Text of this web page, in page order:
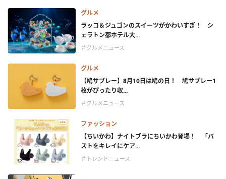
グルメ
ラッコ＆ジュゴンのスイーツがかわいすぎ！ シ
ェラトン都ホテル大...
＃グルメニュース
グルメ
【鳩サブレー】8月10日は鳩の日！ 鳩サブレー1
枚がぴったり収...
＃グルメニュース
ファッション
【ちいかわ】ナイトブラにちいかわ登場！ 「バ
ストをキレイにケア...
＃トレンドニュース